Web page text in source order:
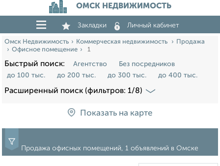
ОМСК НЕДВИЖИМОСТЬ
Закладки Личный кабинет
Омск Недвижимость Коммерческая недвижимость
Продажа
Офисное помещение
1
Быстрый поиск: Агентство
Без посредников
до 100 тыс.
до 200 тыс. до 300 тыс. до 400 тыс.
Расширенный поиск (фильтров: 1/8)
Показать на карте
Продажа офисных помещений, 1 объявлений в Омске